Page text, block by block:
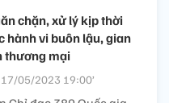
chặn, xử lý kịp thời
hành vi buôn lậu, gian
thương mại
17/05/2023 19:00’